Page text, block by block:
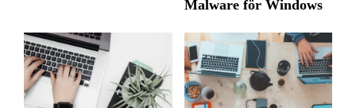
Malware för Windows